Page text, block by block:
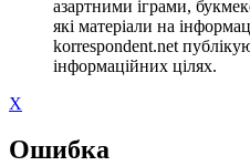
азартними іграми,
які матеріали на
korrespondent.net
інформаційних цілях.
X
Ошибка